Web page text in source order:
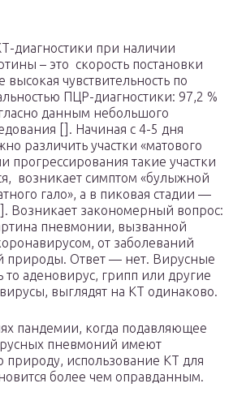
диагностики при наличии
– это скорость постановки
высокая чувствительность по
ПЦР-диагностики: 97,2 %
данным небольшого
[]. Начиная с 4-5 дня
различить участки «матового
прогрессирования такие участки
возникает симптом «булыжной
гало», а в пиковая стадии —
Возникает закономерный вопрос:
пневмонии, вызванной
от заболеваний
природы. Ответ — нет. Вирусные
аденовирус, грипп или другие
выглядят на КТ одинаково.
пандемии, когда подавляющее
пневмоний имеют
природу, использование КТ для
более чем оправданным.